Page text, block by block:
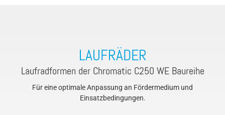
LAUFRÄDER
Laufradformen der Chromatic C250 WE Baureihe
Für eine optimale Anpassung an Fördermedium und
Einsatzbedingungen.